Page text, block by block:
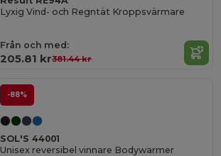
Lyxig Vind- och Regntät Kroppsvärmare
Från och med:
205.81 kr381.44 kr
-88%
SOL'S 44001
Unisex reversibel vinnare Bodywarmer